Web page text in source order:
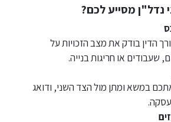
נדל"ן מסייע לכם?
הדין בודק את מצב הזכויות על
שעבודים או חריגות בנייה.
אתכם במשא ומתן מול הצד השני, ודואג